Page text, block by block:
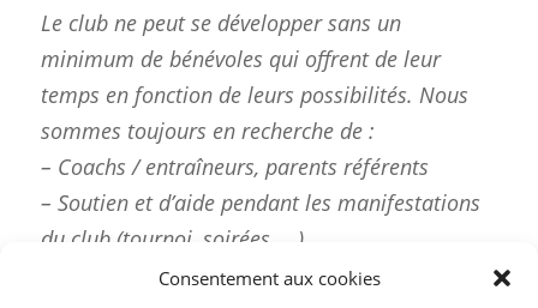
Consentement aux cookies
Le club ne peut se développer sans un
minimum de bénévoles qui offrent de leur
temps en fonction de leurs possibilités. Nous
sommes toujours en recherche de :
– Coachs / entraîneurs, parents référents
– Soutien et d’aide pendant les manifestations
du club (tournoi, soirées, …)
– Compétences et d’idées pour faire fonctionner